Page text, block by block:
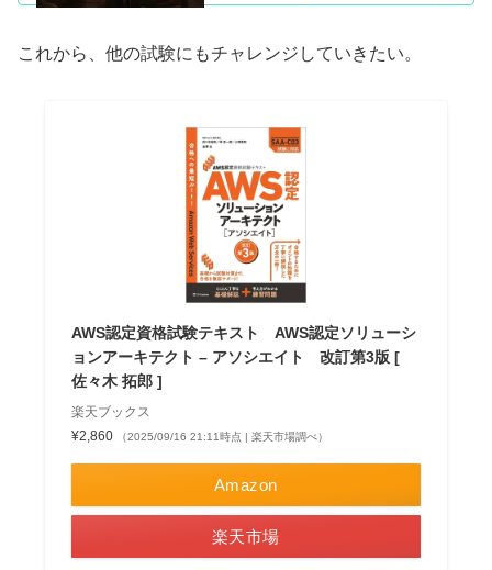
AWS SAA-C03試験対策｜データ分
析・機械学習編
す。Amazon Kinesis: リアルタイムで大量に発
生す...
これから、他の試験にもチャレンジしていきたい。
AWS認定資格試験テキスト AWS認定ソリューシ
ョンアーキテクト – アソシエイト 改訂第3版 [
佐々木 拓郎 ]